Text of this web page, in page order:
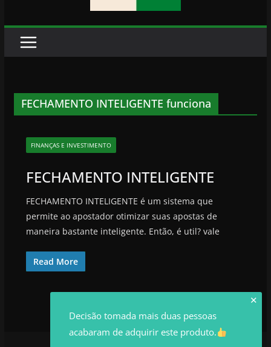
FECHAMENTO INTELIGENTE funciona
FINANÇAS E INVESTIMENTO
FECHAMENTO INTELIGENTE
FECHAMENTO INTELIGENTE é um sistema que
permite ao apostador otimizar suas apostas de
maneira bastante inteligente. Então, é util? vale
Read More
✕
Decisão tomada mais duas pessoas
acabaram de adquirir este produto.